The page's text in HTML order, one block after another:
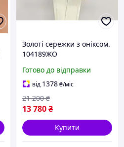
Золоті сережки з оніксом.
104189ЖО
Готово до відправки
від 1378₴/міс
13 780₴
21 200 ₴
Купити